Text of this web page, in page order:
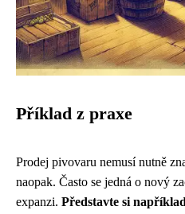
Příklad z praxe
Prodej pivovaru nemusí nutně
naopak. Často se jedná o nový
expanzi. Představte si